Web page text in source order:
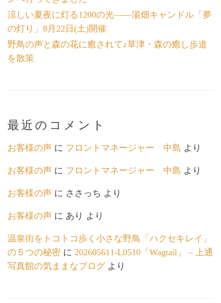
涼しい夏夜に灯る1200の光――湯畑キャンドル「夢
の灯り」8月22日(土)開催
野鳥の声と森の花に癒されて♪草津・森の癒し歩道
を散策
最近のコメント
お客様の声 に フロントマネージャー 中島 より
お客様の声 に フロントマネージャー 中島 より
お客様の声 に ささっち より
お客様の声 に あり より
温泉街をトコトコ歩く小さな野鳥「ハクセキレイ」
の５つの秘密 に 202605611-L0510「Wagtail」 – 上通
写真館の気ままなブログより